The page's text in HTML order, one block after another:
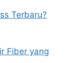
Terbaru?
Fiber yang